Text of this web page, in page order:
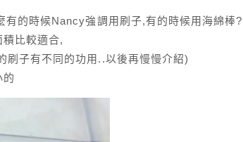
的時候Nancy強調用刷子,有的時候用海綿棒?
比較適合,
刷子有不同的功用..以後再慢慢介紹)
的